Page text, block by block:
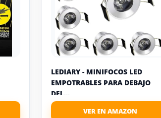
LEDIARY - MINIFOCOS LED
EMPOTRABLES PARA DEBAJO
DEL...